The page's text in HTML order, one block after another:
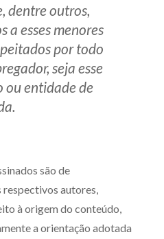
dentre outros,
a esses menores
por todo
seja esse
ou entidade de
são de
respectivos autores,
à origem do conteúdo,
a orientação adotada